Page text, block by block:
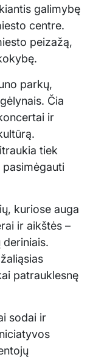
galimybę
centre.
peizažą,
parkų,
Čia
ir
tiek
kuriose auga
ir aikštės –
patrauklesnę
sodai ir